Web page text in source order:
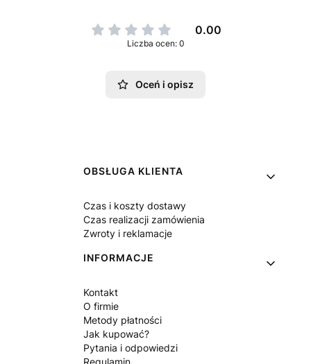
0.00
Liczba ocen: 0
Oceń i opisz
Linki w stopce
OBSŁUGA KLIENTA
Czas i koszty dostawy
Czas realizacji zamówienia
Zwroty i reklamacje
INFORMACJE
Kontakt
O firmie
Metody płatności
Jak kupować?
Pytania i odpowiedzi